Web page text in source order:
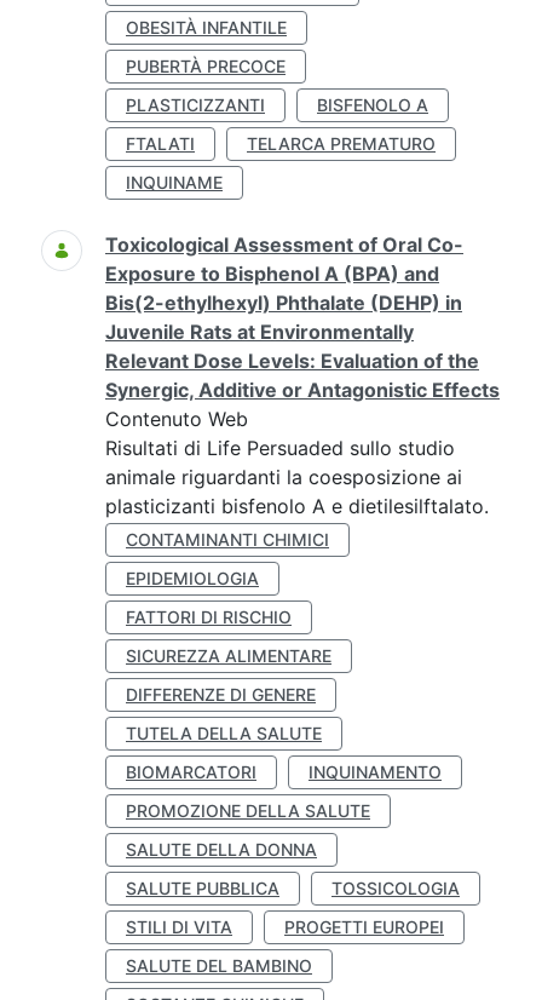
OBESITÀ INFANTILE
PUBERTÀ PRECOCE
PLASTICIZZANTI
BISFENOLO A
FTALATI
TELARCA PREMATURO
INQUINAME
Toxicological Assessment of Oral Co-
Exposure to Bisphenol A (BPA) and
Bis(2-ethylhexyl) Phthalate (DEHP) in
Juvenile Rats at Environmentally
Relevant Dose Levels: Evaluation of the
Synergic, Additive or Antagonistic Effects
Contenuto Web
Risultati di Life Persuaded sullo studio
animale riguardanti la coesposizione ai
plasticizanti bisfenolo A e dietilesilftalato.
CONTAMINANTI CHIMICI
EPIDEMIOLOGIA
FATTORI DI RISCHIO
SICUREZZA ALIMENTARE
DIFFERENZE DI GENERE
TUTELA DELLA SALUTE
BIOMARCATORI
INQUINAMENTO
PROMOZIONE DELLA SALUTE
SALUTE DELLA DONNA
SALUTE PUBBLICA
TOSSICOLOGIA
STILI DI VITA
PROGETTI EUROPEI
SALUTE DEL BAMBINO